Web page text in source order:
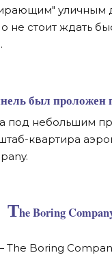
уличным
не стоит ждать
был проложен
под небольшим
квартира
The Boring
The Boring